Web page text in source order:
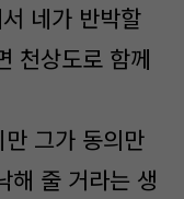
네가 반박할
천상도로 함께
그가 동의만
해 줄 거라는 생